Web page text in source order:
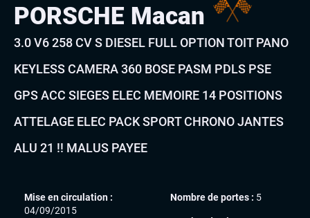
PORSCHE Macan
3.0 V6 258 CV S DIESEL FULL OPTION TOIT PANO
KEYLESS CAMERA 360 BOSE PASM PDLS PSE
GPS ACC SIEGES ELEC MEMOIRE 14 POSITIONS
ATTELAGE ELEC PACK SPORT CHRONO JANTES
ALU 21 !! MALUS PAYEE
Mise en circulation :
04/09/2015
Nombre de portes : 5